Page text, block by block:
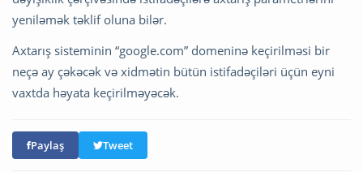
yeniləmək təklif oluna bilər.
Axtarış sisteminin “google.com” domeninə keçirilməsi bir
neçə ay çəkəcək və xidmətin bütün istifadəçiləri üçün eyni
vaxtda həyata keçirilməyəcək.
Paylaş Tweet